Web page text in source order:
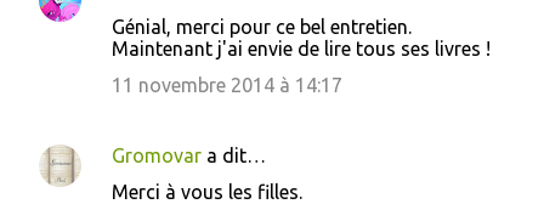
Génial, merci pour ce bel entretien.
Maintenant j'ai envie de lire tous ses livres !
11 novembre 2014 à 14:17
Gromovar a dit…
Merci à vous les filles.